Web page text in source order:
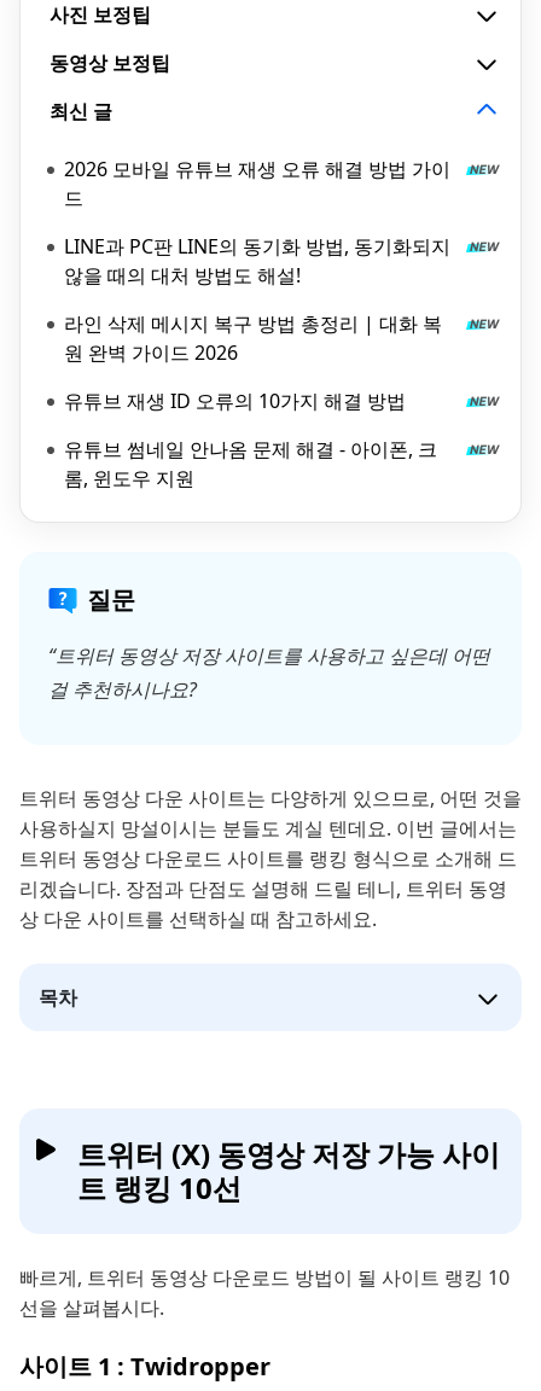
사진 보정팁
동영상 보정팁
최신 글
2026 모바일 유튜브 재생 오류 해결 방법 가이
드
LINE과 PC판 LINE의 동기화 방법, 동기화되지
않을 때의 대처 방법도 해설!
라인 삭제 메시지 복구 방법 총정리 | 대화 복
원 완벽 가이드 2026
유튜브 재생 ID 오류의 10가지 해결 방법
유튜브 썸네일 안나옴 문제 해결 - 아이폰, 크
롬, 윈도우 지원
질문
“트위터 동영상 저장 사이트를 사용하고 싶은데 어떤
걸 추천하시나요?
트위터 동영상 다운 사이트는 다양하게 있으므로, 어떤 것을
사용하실지 망설이시는 분들도 계실 텐데요. 이번 글에서는
트위터 동영상 다운로드 사이트를 랭킹 형식으로 소개해 드
리겠습니다. 장점과 단점도 설명해 드릴 테니, 트위터 동영
상 다운 사이트를 선택하실 때 참고하세요.
목차
트위터 (X) 동영상 저장 가능 사이
트 랭킹 10선
빠르게, 트위터 동영상 다운로드 방법이 될 사이트 랭킹 10
선을 살펴봅시다.
사이트 1 : Twidropper